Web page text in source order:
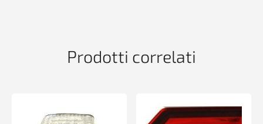
Prodotti correlati